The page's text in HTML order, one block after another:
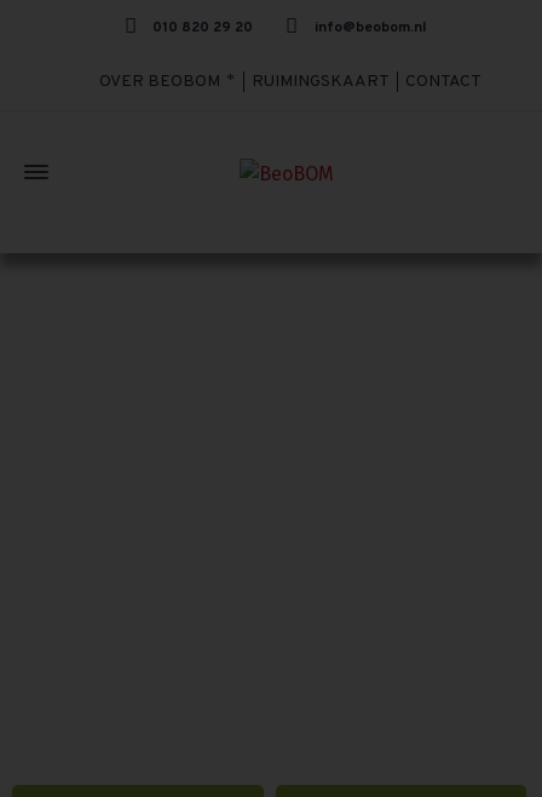
010 820 29 20 info@beobom.nl
OVER BEOBOM RUIMINGSKAART CONTACT